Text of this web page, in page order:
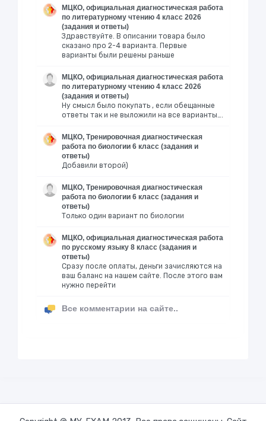
МЦКО, официальная диагностическая работа
по литературному чтению 4 класс 2026
(задания и ответы)
Здравствуйте. В описании товара было
сказано про 2-4 варианта. Первые
варианты были решены раньше
МЦКО, официальная диагностическая работа
по литературному чтению 4 класс 2026
(задания и ответы)
Ну смысл было покупать , если обещанные
ответы так и не выложили на все варианты….
МЦКО, Тренировочная диагностическая
работа по биологии 6 класс (задания и
ответы)
Добавили второй)
МЦКО, Тренировочная диагностическая
работа по биологии 6 класс (задания и
ответы)
Только один вариант по биологии
МЦКО, официальная диагностическая работа
по русскому языку 8 класс (задания и
ответы)
Сразу после оплаты, деньги зачисляются на
ваш баланс на нашем сайте. После этого вам
нужно перейти
Все комментарии на сайте..